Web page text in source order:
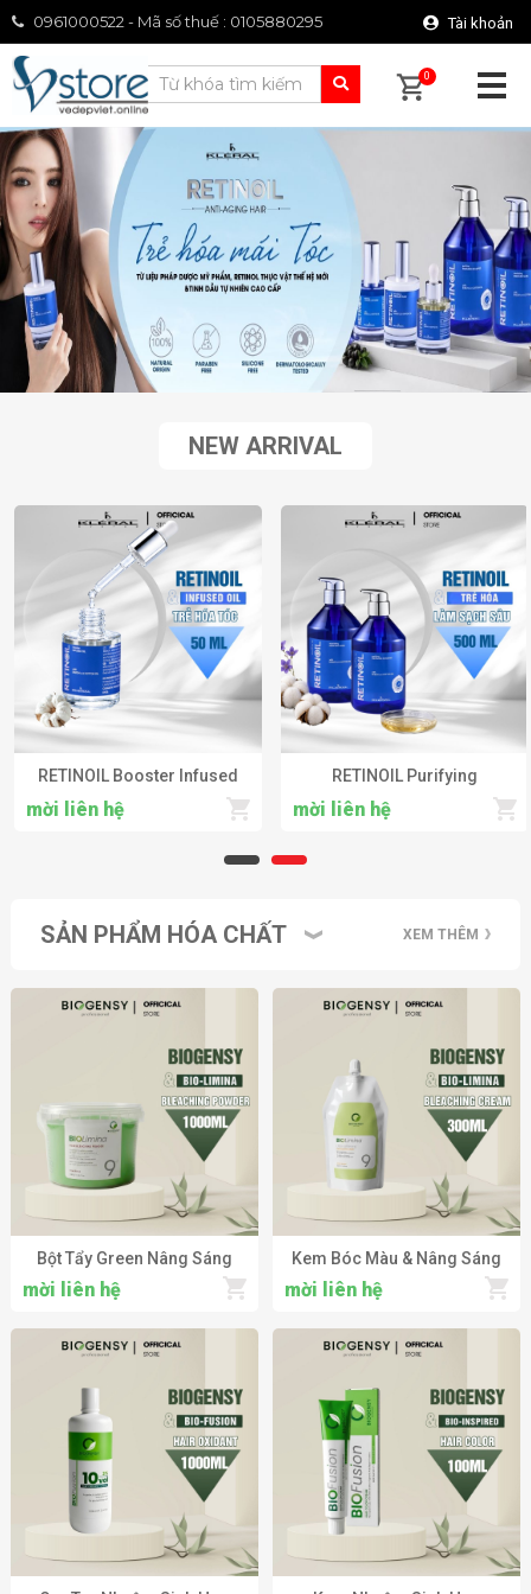
0961000522 - Mã số thuế : 0105880295 Tài khoản
0
NEW ARRIVAL
RETINOIL Booster Infused
Oil - Huyết thanh Retinol tăng
cường phục hồi & trẻ hóa tóc
mời liên hệ
RETINOIL Purifying
Preparing Shampoo &
Nourishing Enriched Mask -
chuyên sâu
mời liên hệ
SẢN PHẨM HÓA CHẤT XEM THÊM
Bột Tẩy Green Nâng Sáng
Chuyên Nghiệp BIOGENSY
mời liên hệ
Kem Bóc Màu & Nâng Sáng
Chuyên Nghiệp BIOGENSY
mời liên hệ